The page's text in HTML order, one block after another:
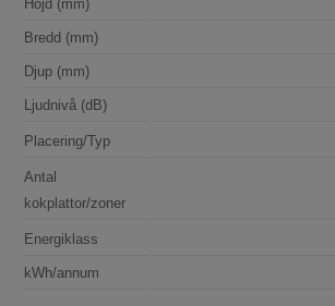
Höjd (mm)
Bredd (mm)
Djup (mm)
Ljudnivå (dB)
Placering/Typ
Antal
kokplattor/zoner
Energiklass
kWh/annum